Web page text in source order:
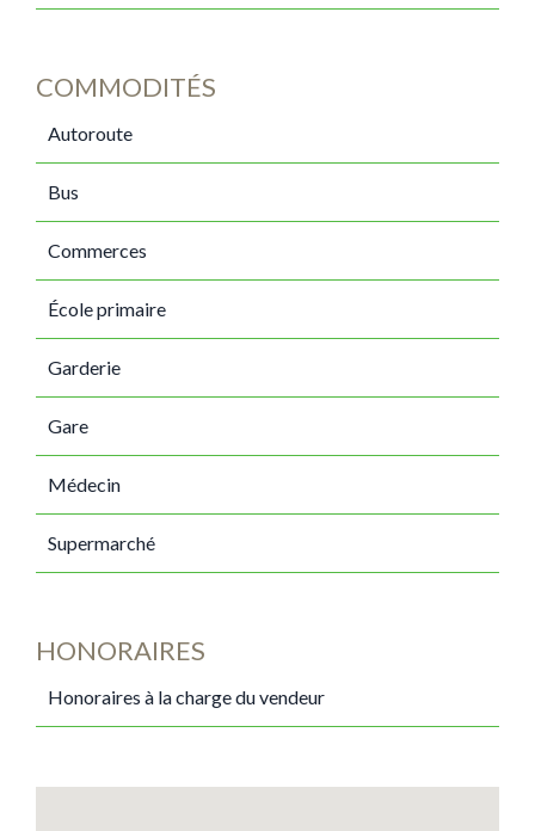
COMMODITÉS
Autoroute
Bus
Commerces
École primaire
Garderie
Gare
Médecin
Supermarché
HONORAIRES
Honoraires à la charge du vendeur